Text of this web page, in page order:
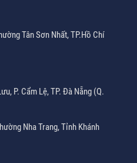
Tân Sơn Nhất, TP.Hồ Chí
P. Cẩm Lệ, TP. Đà Nẵng (Q.
Nha Trang, Tỉnh Khánh